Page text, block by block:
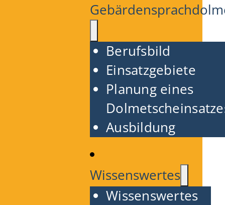
Berufsbild
Einsatzgebiete
Planung eines
Ausbildung
Wissenswertes
Wissenswertes